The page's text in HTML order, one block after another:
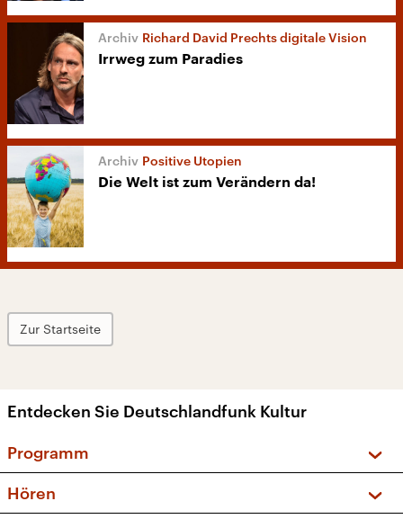
Richard David Prechts digitale Vision
Irrweg zum Paradies
Positive Utopien
Die Welt ist zum Verändern da!
Zur Startseite
Entdecken Sie Deutschlandfunk Kultur
Programm
Sendungen und Podcasts
Hören